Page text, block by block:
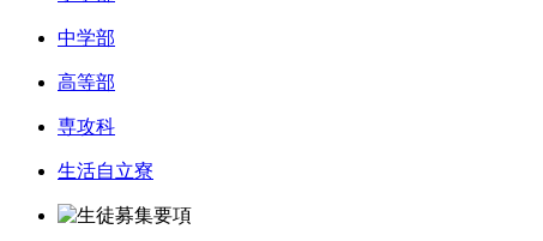
中学部
高等部
専攻科
生活自立寮